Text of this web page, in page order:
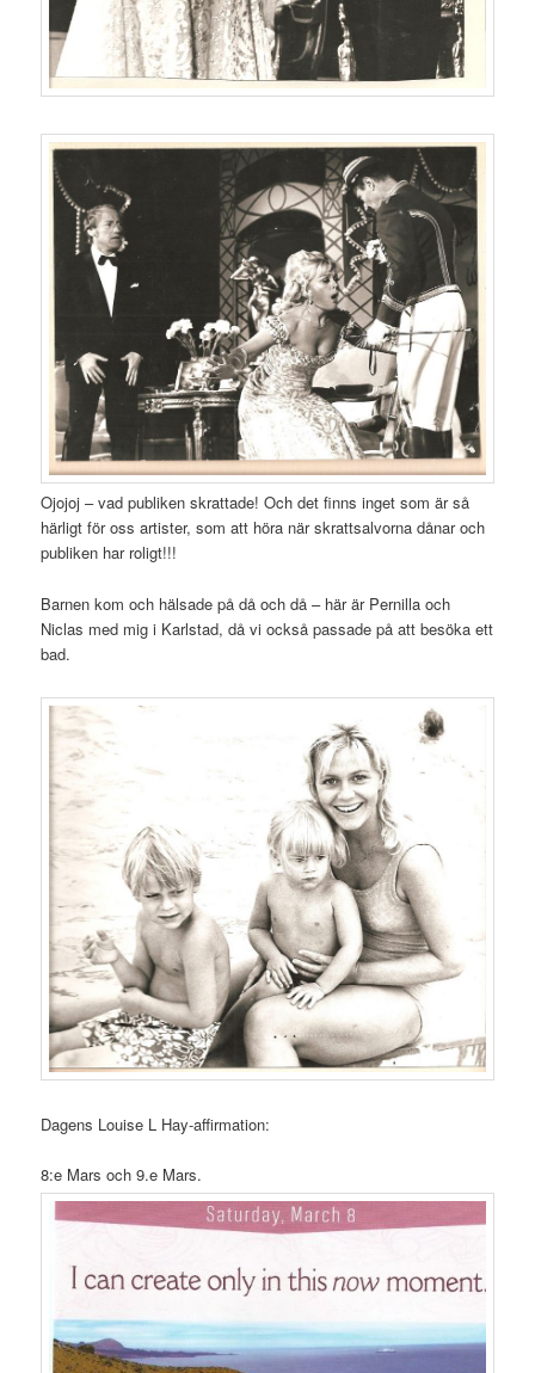
Ojojoj – vad publiken skrattade! Och det finns inget som är så
härligt för oss artister, som att höra när skrattsalvorna dånar och
publiken har roligt!!!
Barnen kom och hälsade på då och då – här är Pernilla och
Niclas med mig i Karlstad, då vi också passade på att besöka ett
bad.
Dagens Louise L Hay-affirmation:
8:e Mars och 9.e Mars.